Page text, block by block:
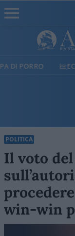
ECONOMIA
POLITICA
Il voto
win-win